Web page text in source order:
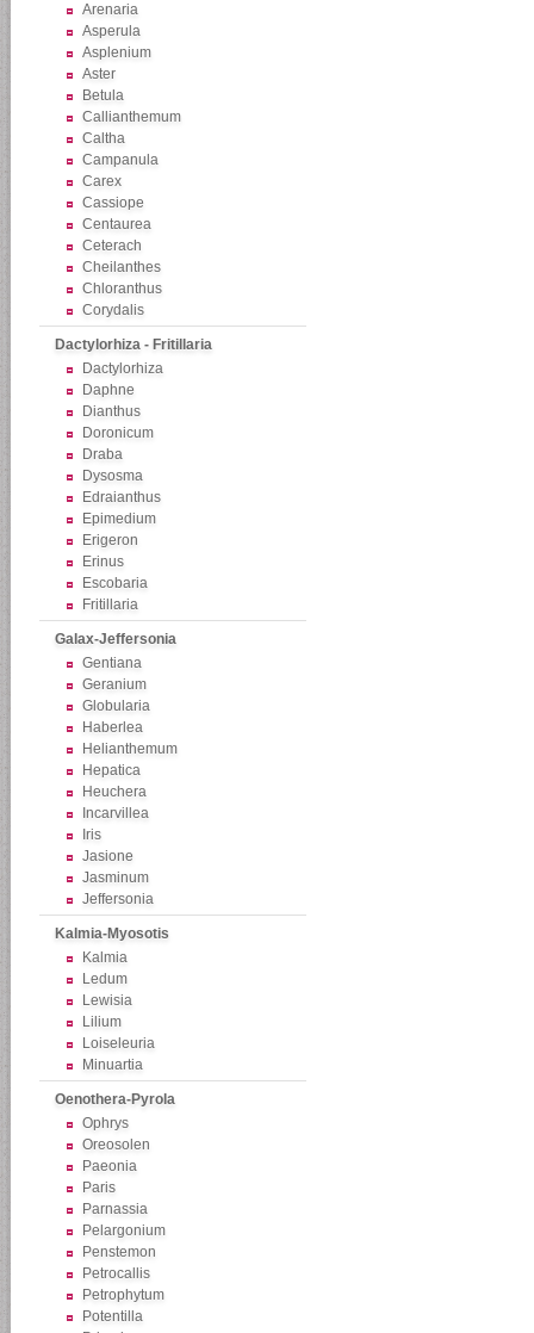
Arenaria
Asperula
Asplenium
Aster
Betula
Callianthemum
Caltha
Campanula
Carex
Cassiope
Centaurea
Ceterach
Cheilanthes
Chloranthus
Corydalis
Dactylorhiza - Fritillaria
Dactylorhiza
Daphne
Dianthus
Doronicum
Draba
Dysosma
Edraianthus
Epimedium
Erigeron
Erinus
Escobaria
Fritillaria
Galax-Jeffersonia
Gentiana
Geranium
Globularia
Haberlea
Helianthemum
Hepatica
Heuchera
Incarvillea
Iris
Jasione
Jasminum
Jeffersonia
Kalmia-Myosotis
Kalmia
Ledum
Lewisia
Lilium
Loiseleuria
Minuartia
Oenothera-Pyrola
Ophrys
Oreosolen
Paeonia
Paris
Parnassia
Pelargonium
Penstemon
Petrocallis
Petrophytum
Potentilla